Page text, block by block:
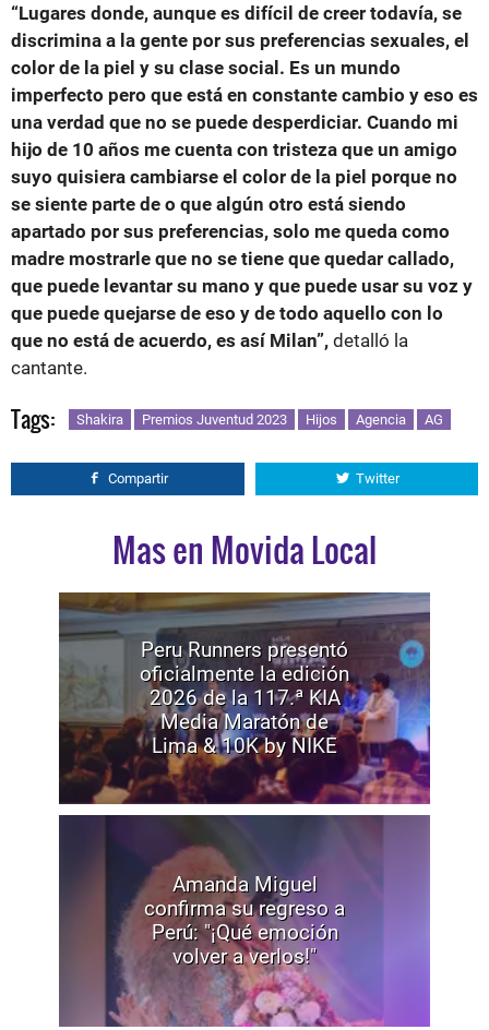
“Lugares donde, aunque es difícil de creer todavía, se
discrimina a la gente por sus preferencias sexuales, el
color de la piel y su clase social. Es un mundo
imperfecto pero que está en constante cambio y eso es
una verdad que no se puede desperdiciar. Cuando mi
hijo de 10 años me cuenta con tristeza que un amigo
suyo quisiera cambiarse el color de la piel porque no
se siente parte de o que algún otro está siendo
apartado por sus preferencias, solo me queda como
madre mostrarle que no se tiene que quedar callado,
que puede levantar su mano y que puede usar su voz y
que puede quejarse de eso y de todo aquello con lo
que no está de acuerdo, es así Milan”, detalló la
cantante.
Tags: Shakira Premios Juventud 2023 Hijos Agencia AG
Compartir Twitter
Mas en Movida Local
Peru Runners presentó
oficialmente la edición
2026 de la 117.ª KIA
Media Maratón de
Lima & 10K by NIKE
Amanda Miguel
confirma su regreso a
Perú: "¡Qué emoción
volver a verlos!"